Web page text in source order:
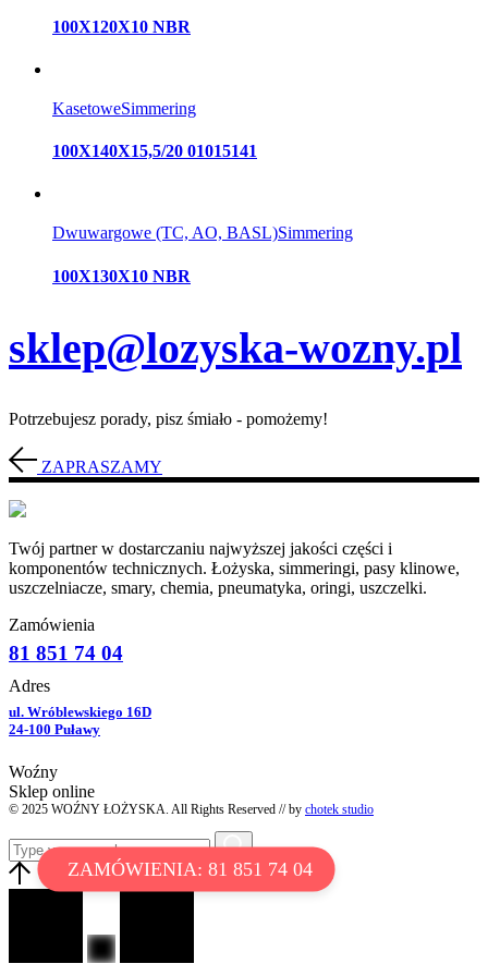
ZAMÓWIENIA: 81 851 74 04
100X120X10 NBR
KasetoweSimmering
100X140X15,5/20 01015141
Dwuwargowe (TC, AO, BASL)Simmering
100X130X10 NBR
sklep@lozyska-wozny.pl
Potrzebujesz porady, pisz śmiało - pomożemy!
ZAPRASZAMY
Twój partner w dostarczaniu najwyższej jakości części i
komponentów technicznych. Łożyska, simmeringi, pasy klinowe,
uszczelniacze, smary, chemia, pneumatyka, oringi, uszczelki.
Zamówienia
81 851 74 04
Adres
ul. Wróblewskiego 16D
24-100 Puławy
Woźny
Sklep online
© 2025 WOŹNY ŁOŻYSKA. All Rights Reserved // by chotek studio